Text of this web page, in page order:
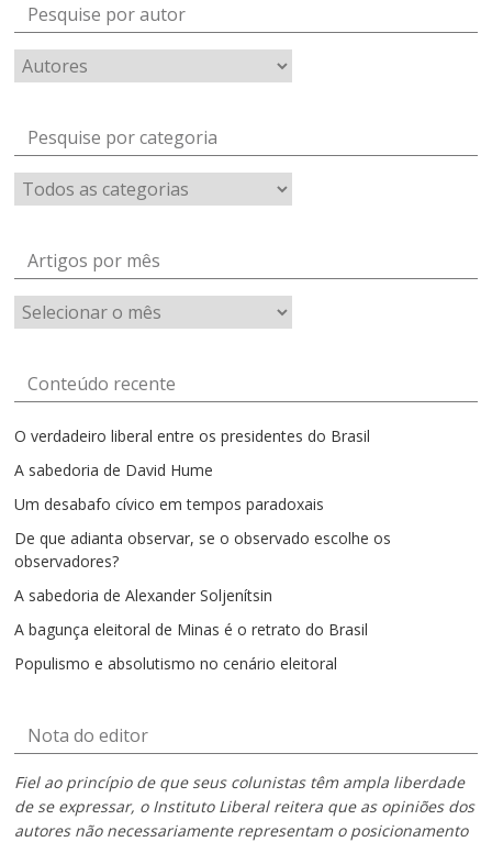
Pesquise por autor
Pesquise por categoria
Artigos por mês
Artigos
por
Conteúdo recente
O verdadeiro liberal entre os presidentes do Brasil
A sabedoria de David Hume
Um desabafo cívico em tempos paradoxais
De que adianta observar, se o observado escolhe os
observadores?
A sabedoria de Alexander Soljenítsin
A bagunça eleitoral de Minas é o retrato do Brasil
Populismo e absolutismo no cenário eleitoral
Nota do editor
Fiel ao princípio de que seus colunistas têm ampla liberdade
de se expressar, o Instituto Liberal reitera que as opiniões dos
autores não necessariamente representam o posicionamento